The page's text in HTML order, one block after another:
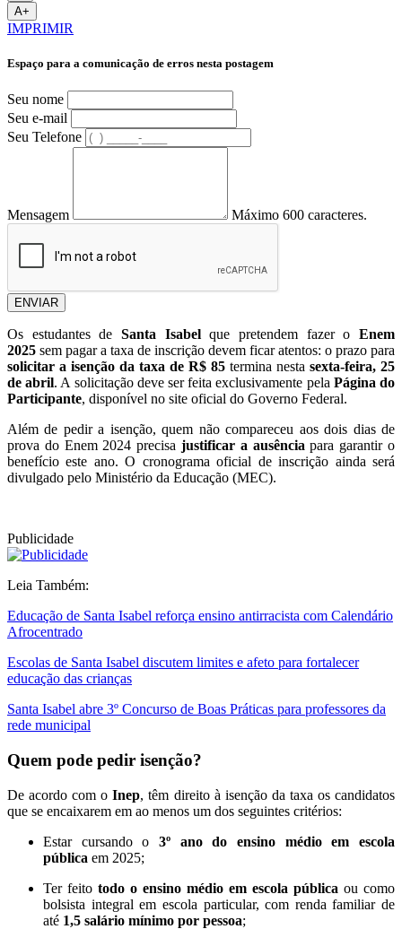
A+
IMPRIMIR
Espaço para a comunicação de erros nesta postagem
Seu nome
Seu e-mail
Seu Telefone
Mensagem Máximo 600 caracteres.
ENVIAR
Os estudantes de Santa Isabelque pretendem fazer oEnem
2025 sem pagar a taxa de inscrição devem ficar atentos: o prazo para
solicitar a isenção da taxa de R$ 85 termina nesta sexta-feira, 25
de abril. A solicitação deve ser feita exclusivamente pela Página do
Participante, disponível no site oficial do Governo Federal.
Além de pedir a isenção, quem não compareceu aos dois dias de
prova do Enem 2024 precisa justificar a ausência para garantir o
benefício este ano. O cronograma oficial de inscrição ainda será
divulgado pelo Ministério da Educação (MEC).
Publicidade
Leia Também:
Educação de Santa Isabel reforça ensino antirracista com Calendário
Afrocentrado
Escolas de Santa Isabel discutem limites e afeto para fortalecer
educação das crianças
Santa Isabel abre 3º Concurso de Boas Práticas para professores da
rede municipal
Quem pode pedir isenção?
De acordo com oInep, têm direito à isenção da taxa os candidatos
que se encaixarem em ao menos um dos seguintes critérios:
Estar cursando o 3º ano do ensino médio em escola
pública em 2025;
Ter feito todo o ensino médio em escola pública ou como
bolsista integral em escola particular, com renda familiar de
até 1,5 salário mínimo por pessoa;